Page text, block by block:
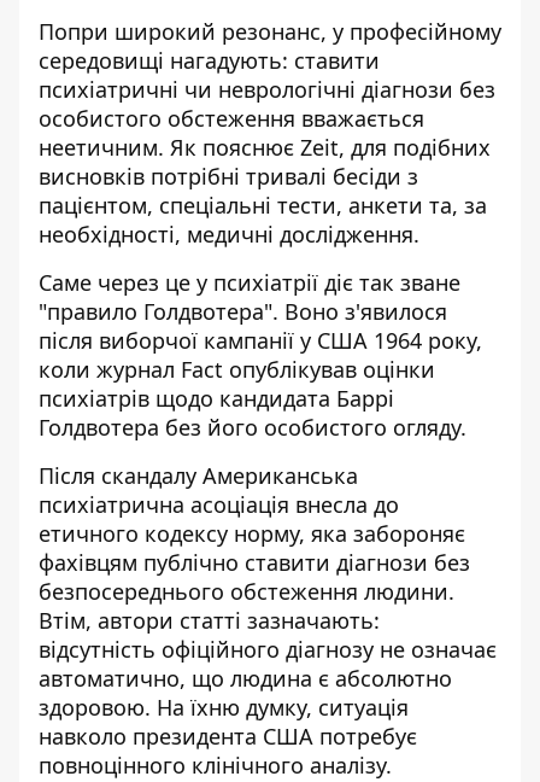
Попри широкий резонанс, у професійному
середовищі нагадують: ставити
психіатричні чи неврологічні діагнози без
особистого обстеження вважається
неетичним. Як пояснює Zeit, для подібних
висновків потрібні тривалі бесіди з
пацієнтом, спеціальні тести, анкети та, за
необхідності, медичні дослідження.
Саме через це у психіатрії діє так зване
"правило Голдвотера". Воно з'явилося
після виборчої кампанії у США 1964 року,
коли журнал Fact опублікував оцінки
психіатрів щодо кандидата Баррі
Голдвотера без його особистого огляду.
Після скандалу Американська
психіатрична асоціація внесла до
етичного кодексу норму, яка забороняє
фахівцям публічно ставити діагнози без
безпосереднього обстеження людини.
Втім, автори статті зазначають:
відсутність офіційного діагнозу не означає
автоматично, що людина є абсолютно
здоровою. На їхню думку, ситуація
навколо президента США потребує
повноцінного клінічного аналізу.